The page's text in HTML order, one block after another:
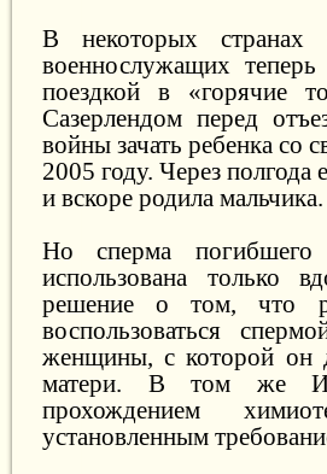
В некоторых
военнослужащих
поездкой в «горячие
Сазерлендом перед
войны зачать ребенка со
2005 году. Через
и вскоре родила мальчика.
Но сперма
использована только
решение о том, что
воспользоваться
женщины, с которой он
матери. В том же
прохождением
установленным